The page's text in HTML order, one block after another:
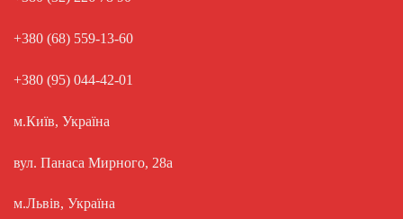
+380 (68) 559-13-60
+380 (95) 044-42-01
м.Київ, Україна
вул. Панаса Мирного, 28а
м.Львів, Україна